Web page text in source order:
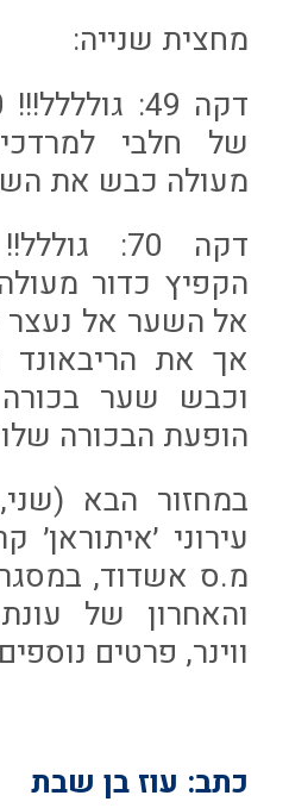
מחצית שנייה:
של חלבי
מעולה כבש את
הקפיץ כדור
אל השער אל נעצר
אך את
הופעת הבכורה
עירוני
ווינר, פרטים
כתב: עוז בן שבת